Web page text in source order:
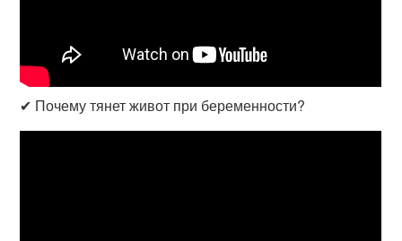
✔ Почему тянет живот при беременности?